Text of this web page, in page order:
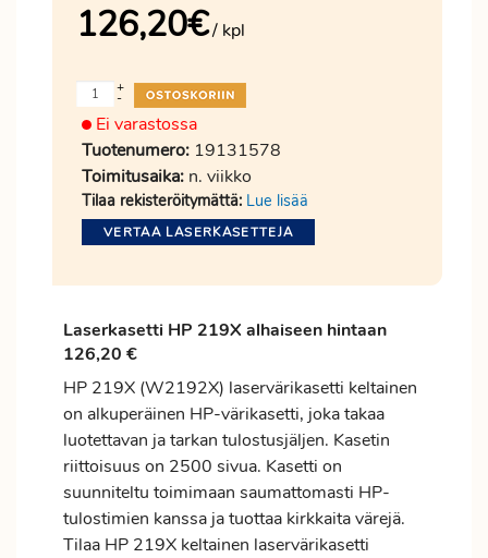
126,20€/ kpl
-
+
Ei varastossa
Tuotenumero: 19131578
Toimitusaika: n. viikko
Tilaa rekisteröitymättä: Lue lisää
VERTAA LASERKASETTEJA
Laserkasetti HP 219X alhaiseen hintaan
126,20 €
HP 219X (W2192X) laservärikasetti keltainen
on alkuperäinen HP-värikasetti, joka takaa
luotettavan ja tarkan tulostusjäljen. Kasetin
riittoisuus on 2500 sivua. Kasetti on
suunniteltu toimimaan saumattomasti HP-
tulostimien kanssa ja tuottaa kirkkaita värejä.
Tilaa HP 219X keltainen laservärikasetti